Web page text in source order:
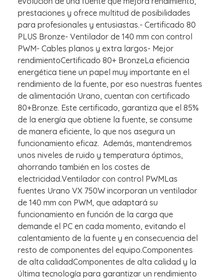
prestaciones y ofrece multitud de posibilidades
para profesionales y entusiastas.- Certificado 80
PLUS Bronze- Ventilador de 140 mm con control
PWM- Cables planos y extra largos- Mejor
rendimientoCertificado 80+ BronzeLa eficiencia
energética tiene un papel muy importante en el
rendimiento de la fuente, por eso nuestras fuentes
de alimentación Urano, cuentan con certificado
80+Bronze. Este certificado, garantiza que el 85%
de la energía que obtiene la fuente, se consume
de manera eficiente, lo que nos asegura un
funcionamiento eficaz. Además, mantendremos
unos niveles de ruido y temperatura óptimos,
ahorrando también en los costes de
electricidad.Ventilador con control PWMLas
fuentes Urano VX 750W incorporan un ventilador
de 140 mm con PWM, que adaptará su
funcionamiento en función de la carga que
demande el PC en cada momento, evitando el
calentamiento de la fuente y en consecuencia del
resto de componentes del equipo.Componentes
de alta calidadComponentes de alta calidad y la
última tecnología para garantizar un rendimiento